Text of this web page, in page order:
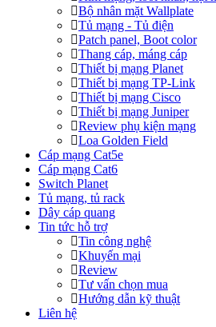
Bộ nhân mặt Wallplate
Tủ mạng - Tủ điện
Patch panel, Boot color
Thang cáp, máng cáp
Thiết bị mạng Planet
Thiết bị mạng TP-Link
Thiết bị mạng Cisco
Thiết bị mạng Juniper
Review phụ kiện mạng
Loa Golden Field
Cáp mạng Cat5e
Cáp mạng Cat6
Switch Planet
Tủ mạng, tủ rack
Dây cáp quang
Tin tức hỗ trợ
Tin công nghệ
Khuyến mại
Review
Tư vấn chọn mua
Hướng dẫn kỹ thuật
Liên hệ